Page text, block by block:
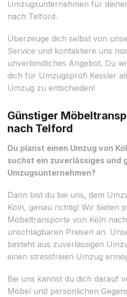
Umzugsunternehmen für
nach Telford.
Überzeuge dich selbst von
Service und kontaktiere uns
unverbindliches Angebot. Du
dich für Umzugsprofi Kessler
Umzug zu entscheiden!
Günstiger
nach Telford
Du planst einen Umzug von
suchst ein zuverlässiges und
Umzugsunternehmen?
Dann bist du bei uns, dem
Köln, genau richtig! Wir bieten
Möbeltransporte von Köln
unschlagbaren Preisen an.
besteht aus zuverlässigen
einen stressfreien Umzug
Bei uns kannst du dich darauf
Möbel und persönlichen